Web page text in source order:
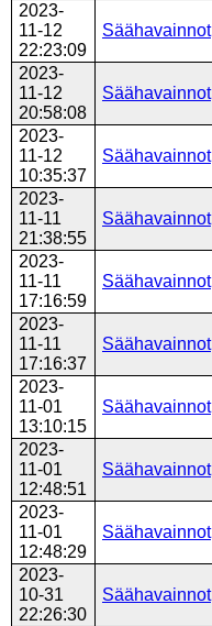
2023-
11-12
22:23:09
Säähavainnot
2023-
11-12
20:58:08
Säähavainnot
2023-
11-12
10:35:37
Säähavainnot
2023-
11-11
21:38:55
Säähavainnot
2023-
11-11
17:16:59
Säähavainnot
2023-
11-11
17:16:37
Säähavainnot
2023-
11-01
13:10:15
Säähavainnot
2023-
11-01
12:48:51
Säähavainnot
2023-
11-01
12:48:29
Säähavainnot
2023-
10-31
22:26:30
Säähavainnot